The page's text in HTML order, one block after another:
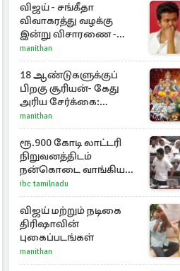
விஜய் - சங்கீதா
விவாகரத்து வழக்கு
இன்று விசாரணை -
காணொளி மூலம்
ஆஜராக வாய்ப்பு
manithan
18 ஆண்டுகளுக்குப்
பிறகு சூரியன்- கேது
அரிய சேர்க்கை:
அதிர்ஷ்டம் பெறும் 3
ராசிகள்!
manithan
ரூ.900 கோடி லாட்டரி
நிறுவனத்திடம்
நன்கொடை வாங்கியது
ஏன்? உதயநிதி - ஆதவ்
விவாதம்
ibc tamilnadu
விஜய் மற்றும் நடிகை
திரிஷாவின்
புகைப்படங்கள்
manithan